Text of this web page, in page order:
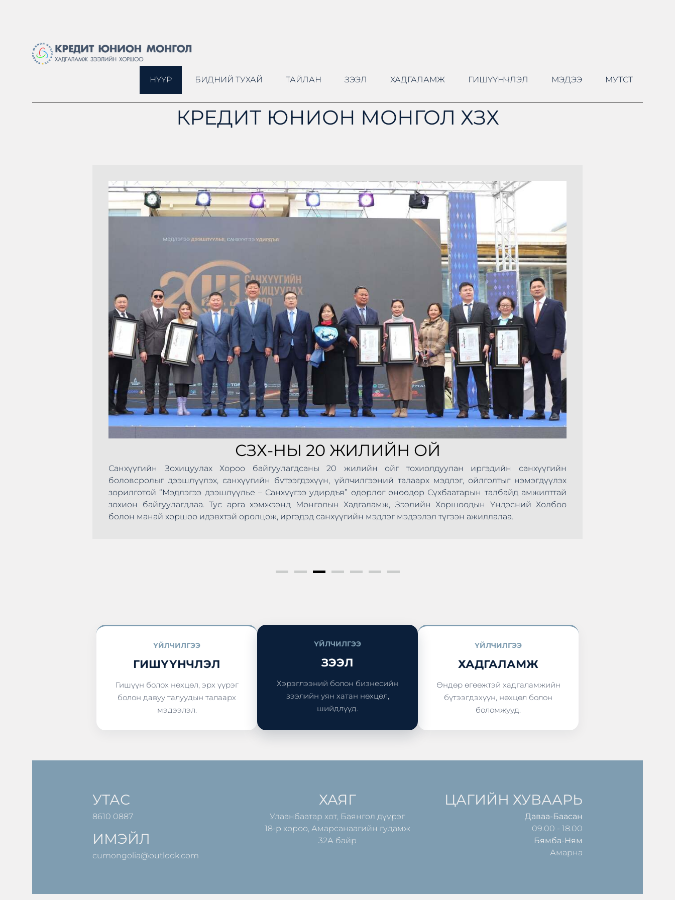
НҮҮР БИДНИЙ ТУХАЙ ТАЙЛАН ЗЭЭЛ ХАДГАЛАМЖ ГИШҮҮНЧЛЭЛ МЭДЭЭ МУТСТ
КРЕДИТ ЮНИОН МОНГОЛ ХЗХ
СЗХ-НЫ 20 ЖИЛИЙН ОЙ
Санхүүгийн Зохицуулах Хороо байгуулагдсаны 20 жилийн ойг тохиолдуулан иргэдийн санхүүгийн
боловсролыг дээшлүүлэх, санхүүгийн бүтээгдэхүүн, үйлчилгээний талаарх мэдлэг, ойлголтыг нэмэгдүүлэх
зорилготой “Мэдлэгээ дээшлүүлье – Санхүүгээ удирдъя” өдөрлөг өнөөдөр Сүхбаатарын талбайд амжилттай
зохион байгуулагдлаа. Тус арга хэмжээнд Монголын Хадгаламж, Зээлийн Хоршоодын Үндэсний Холбоо
болон манай хоршоо идэвхтэй оролцож, иргэдэд санхүүгийн мэдлэг мэдээлэл түгээн ажиллалаа.
ҮЙЛЧИЛГЭЭ
ГИШҮҮНЧЛЭЛ
Гишүүн болох нөхцөл, эрх үүрэг
болон давуу талуудын талаарх
мэдээлэл.
ҮЙЛЧИЛГЭЭ
ЗЭЭЛ
Хэрэглээний болон бизнесийн
зээлийн уян хатан нөхцөл,
шийдлүүд.
ҮЙЛЧИЛГЭЭ
ХАДГАЛАМЖ
Өндөр өгөөжтэй хадгаламжийн
бүтээгдэхүүн, нөхцөл болон
боломжууд.
УТАС
8610 0887
ИМЭЙЛ
cumongolia@outlook.com
ХАЯГ
Улаанбаатар хот, Баянгол дүүрэг
18-р хороо, Амарсанаагийн гудамж
32А байр
ЦАГИЙН ХУВААРЬ
Даваа-Баасан
09.00 - 18.00
Бямба-Ням
Амарна